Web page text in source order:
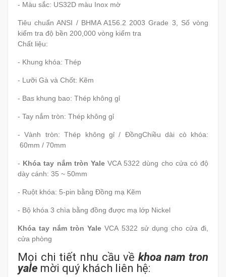
- Màu sắc: US32D màu Inox mờ
Tiêu chuẩn ANSI / BHMA A156.2 2003 Grade 3, Số vòng
kiểm tra độ bền 200,000 vòng kiểm tra
Chất liệu:
- Khung khóa: Thép
- Lưỡi Gà và Chốt: Kẽm
- Bas khung bao: Thép không gỉ
- Tay nắm tròn: Thép không gỉ
- Vành tròn: Thép không gỉ / ĐồngChiều dài cò khóa:
60mm / 70mm
- Khóa tay nắm tròn YaleVCA 5322 dùng cho cửa có độ
dày cánh: 35 ~ 50mm
- Ruột khóa: 5-pin bằng Đồng mạ Kẽm
- Bộ khóa 3 chìa bằng đồng được mạ lớp Nickel
Khóa tay nắm tròn Yale VCA 5322 sử dụng cho cửa đi,
cửa phòng
Mọi chi tiết nhu cầu về khoanam tron
yale mời quý khách liên hệ: